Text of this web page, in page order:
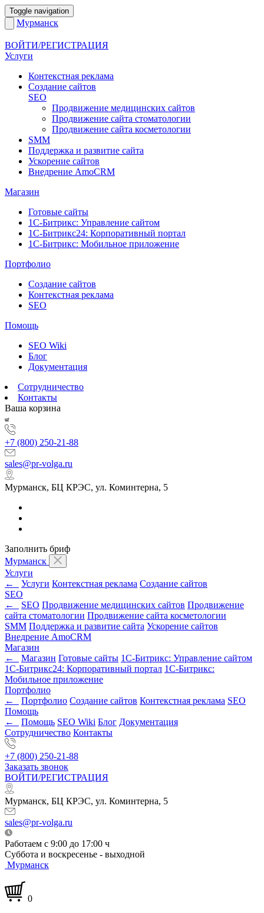
Toggle navigation
Мурманск
ВОЙТИ/РЕГИСТРАЦИЯ
Услуги
Контекстная реклама
Создание сайтов
SEO
Продвижение медицинских сайтов
Продвижение сайта стоматологии
Продвижение сайта косметологии
SMM
Поддержка и развитие сайта
Ускорение сайтов
Внедрение AmoCRM
Магазин
Готовые сайты
1С-Битрикс: Управление сайтом
1С-Битрикс24: Корпоративный портал
1С-Битрикс: Мобильное приложение
Портфолио
Создание сайтов
Контекстная реклама
SEO
Помощь
SEO Wiki
Блог
Документация
Сотрудничество
Контакты
Ваша корзина
+7 (800) 250-21-88
sales@pr-volga.ru
Мурманск, БЦ КРЭС, ул. Коминтерна, 5
Заполнить бриф
Мурманск
Услуги
←
Услуги Контекстная реклама Создание сайтов
SEO
←
SEO Продвижение медицинских сайтов Продвижение
сайта стоматологии Продвижение сайта косметологии
SMM Поддержка и развитие сайта Ускорение сайтов
Внедрение AmoCRM
Магазин
←
Магазин Готовые сайты 1С-Битрикс: Управление сайтом
1С-Битрикс24: Корпоративный портал 1С-Битрикс:
Мобильное приложение
Портфолио
←
Портфолио Создание сайтов Контекстная реклама SEO
Помощь
←
Помощь SEO Wiki Блог Документация
Сотрудничество Контакты
+7 (800) 250-21-88
Заказать звонок
ВОЙТИ/РЕГИСТРАЦИЯ
Мурманск, БЦ КРЭС, ул. Коминтерна, 5
sales@pr-volga.ru
Работаем с 9:00 до 17:00 ч
Суббота и воскресенье - выходной
Мурманск
0